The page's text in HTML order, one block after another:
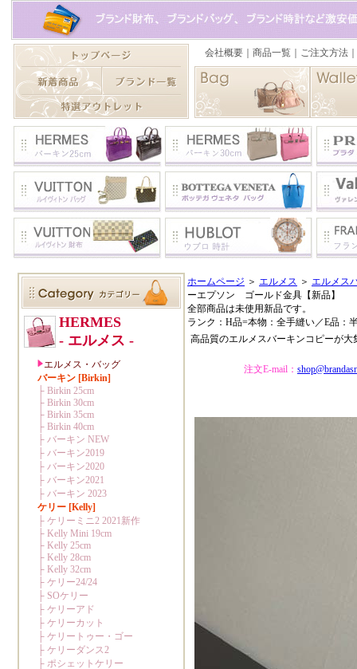
ホームページ ＞ エルメス ＞ エルメス
ーエプソン ゴールド金具【新品】
全部商品は未使用新品です。
ランク：H品=本物：全手縫い／E品：
高品質のエルメスバーキンコピーが
注文E-mail：